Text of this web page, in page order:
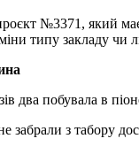
№3371, який
типу закладу чи
побувала в
з табору